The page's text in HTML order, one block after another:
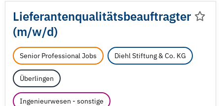
Lieferantenqualitätsbeauftragter
(m/w/d)
Senior Professional Jobs Diehl Stiftung & Co. KG
Überlingen
Ingenieurwesen - sonstige